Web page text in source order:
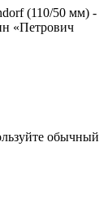
(110/50 мм) -
«Петрович
обычный